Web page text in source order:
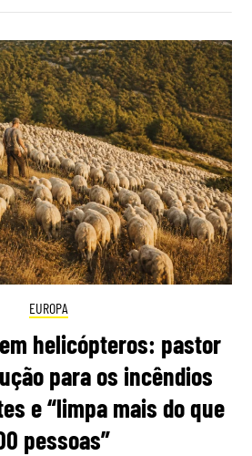
EUROPA
helicópteros: pastor
para os incêndios
e “limpa mais do que
pessoas”